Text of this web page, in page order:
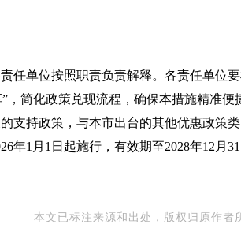
任单位按照职责负责解释。各责任单位
”，简化政策兑现流程，确保本措施精准便
支持政策，与本市出台的其他优惠政策
年1月1日起施行，有效期至2028年12月31
本文已标注来源和出处，版权归原作者